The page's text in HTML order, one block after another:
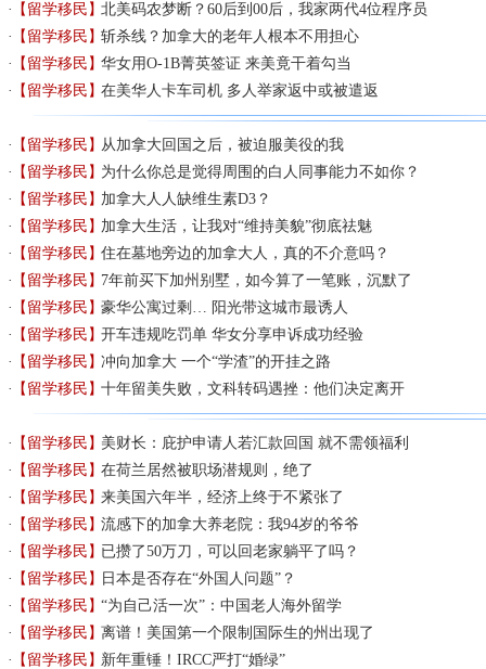
【留学移民】北美码农梦断？60后到00后，我家两代4位程序员
【留学移民】斩杀线？加拿大的老年人根本不用担心
【留学移民】华女用O-1B菁英签证 来美竟干着勾当
【留学移民】在美华人卡车司机 多人举家返中或被遣返
【留学移民】从加拿大回国之后，被迫服美役的我
【留学移民】为什么你总是觉得周围的白人同事能力不如你？
【留学移民】加拿大人人缺维生素D3？
【留学移民】加拿大生活，让我对“维持美貌”彻底祛魅
【留学移民】住在墓地旁边的加拿大人，真的不介意吗？
【留学移民】7年前买下加州别墅，如今算了一笔账，沉默了
【留学移民】豪华公寓过剩… 阳光带这城市最诱人
【留学移民】开车违规吃罚单 华女分享申诉成功经验
【留学移民】冲向加拿大 一个“学渣”的开挂之路
【留学移民】十年留美失败，文科转码遇挫：他们决定离开
【留学移民】美财长：庇护申请人若汇款回国 就不需领福利
【留学移民】在荷兰居然被职场潜规则，绝了
【留学移民】来美国六年半，经济上终于不紧张了
【留学移民】流感下的加拿大养老院：我94岁的爷爷
【留学移民】已攒了50万刀，可以回老家躺平了吗？
【留学移民】 日本是否存在“外国人问题”？
【留学移民】“为自己活一次”：中国老人海外留学
【留学移民】离谱！美国第一个限制国际生的州出现了
【留学移民】新年重锤！IRCC严打“婚绿”